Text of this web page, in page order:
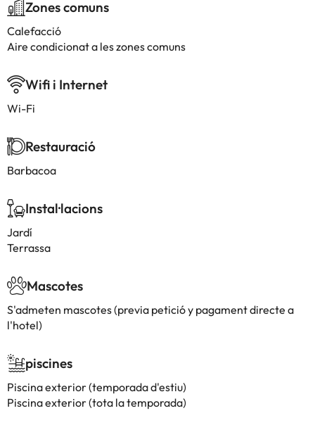
Zones comuns
Calefacció
Aire condicionat a les zones comuns
Wifi i Internet
Wi-Fi
Restauració
Barbacoa
Instal·lacions
Jardí
Terrassa
Mascotes
S'admeten mascotes (previa petició y pagament directe a
l'hotel)
piscines
Piscina exterior (temporada d'estiu)
Piscina exterior (tota la temporada)